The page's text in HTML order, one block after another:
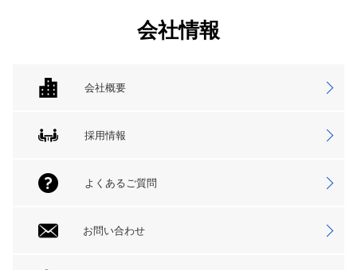
会社情報
会社概要
採用情報
よくあるご質問
お問い合わせ